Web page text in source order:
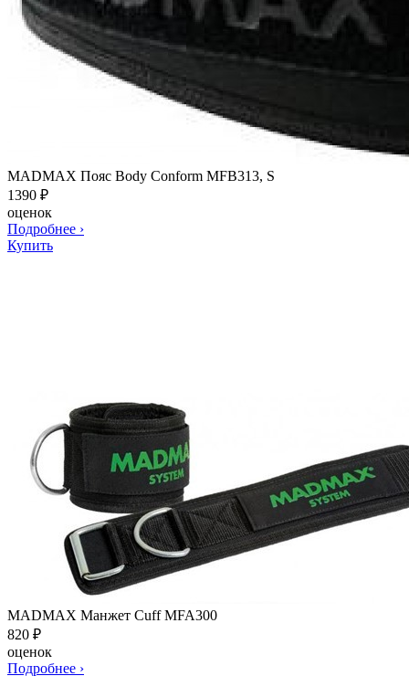
MADMAX Пояс Body Conform MFB313, S
1390 ₽
оценок
Подробнее ›
Купить
MADMAX Манжет Cuff MFA300
820 ₽
оценок
Подробнее ›